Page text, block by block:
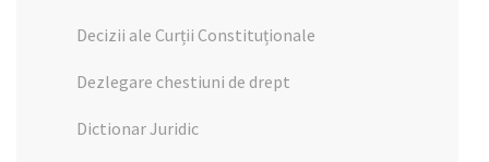
Decizii ale Curții Constituționale
Dezlegare chestiuni de drept
Dictionar Juridic